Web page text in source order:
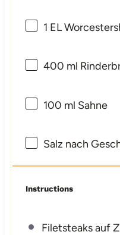
1 EL
400 ml
100 ml Sahne
Salz nach
Instructions
Filetsteaks auf